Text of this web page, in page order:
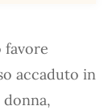
favore
accaduto in